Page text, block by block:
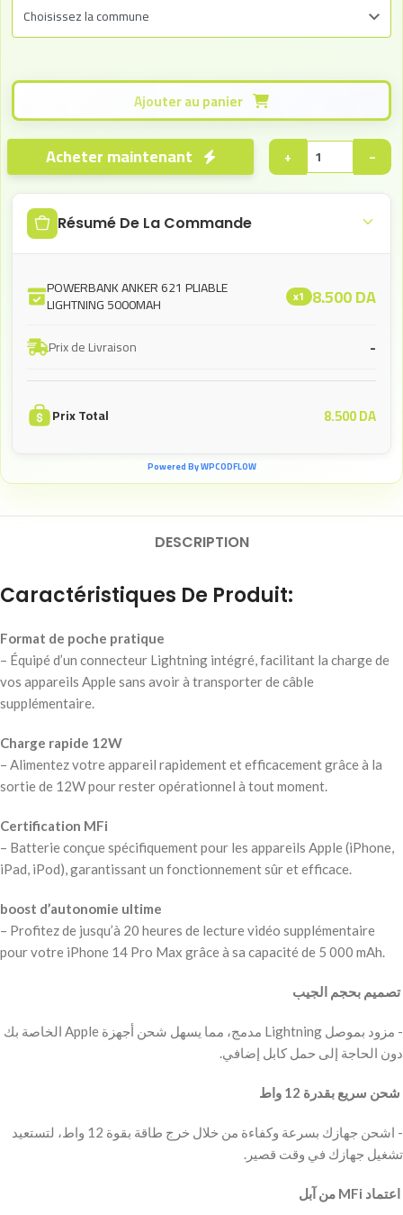
−
+
Résumé De La Commande
POWERBANK ANKER 621 PLIABLE
LIGHTNING 5000MAH x1 8.500DA
Prix de Livraison -
Prix Total 8.500DA
Powered By WPCODFLOW
DESCRIPTION
Caractéristiques De Produit:
Format de poche pratique
– Équipé d’un connecteur Lightning intégré, facilitant la charge de
vos appareils Apple sans avoir à transporter de câble
supplémentaire.
Charge rapide 12W
– Alimentez votre appareil rapidement et efficacement grâce à la
sortie de 12W pour rester opérationnel à tout moment.
Certification MFi
– Batterie conçue spécifiquement pour les appareils Apple (iPhone,
iPad, iPod), garantissant un fonctionnement sûr et efficace.
boost d’autonomie ultime
– Profitez de jusqu’à 20 heures de lecture vidéo supplémentaire
pour votre iPhone 14 Pro Max grâce à sa capacité de 5 000 mAh.
‫ تصميم بحجم الجيب
‫- مزود بموصل Lightning مدمج، مما يسهل شحن أجهزة Apple الخاصة بك
دون الحاجة إلى حمل كابل إضافي.
‫ شحن سريع بقدرة 12 واط
‫- اشحن جهازك بسرعة وكفاءة من خلال خرج طاقة بقوة 12 واط، لتستعيد
تشغيل جهازك في وقت قصير.
‫ اعتماد MFi من آبل